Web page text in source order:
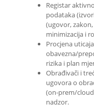
Registar
podataka
(ugovor,
minimizacija i
Procjena
obavezna/
rizika i plan
Obrađivači i
ugovora o
(on-prem/
nadzor.